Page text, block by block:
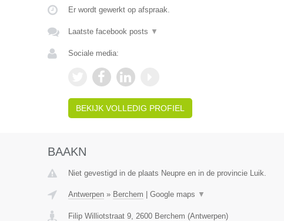
Er wordt gewerkt op afspraak.
Laatste facebook posts ▼
Sociale media:
BEKIJK VOLLEDIG PROFIEL
BAAKN
Niet gevestigd in de plaats Neupre en in de provincie Luik.
Antwerpen» Berchem Google maps ▼
Filip Williotstraat 9, 2600 Berchem (Antwerpen)